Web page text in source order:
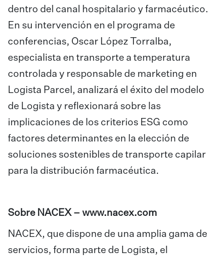
dentro del canal hospitalario y farmacéutico.
En su intervención en el programa de
conferencias, Oscar López Torralba,
especialista en transporte a temperatura
controlada y responsable de marketing en
Logista Parcel, analizará el éxito del modelo
de Logista y reflexionará sobre las
implicaciones de los criterios ESG como
factores determinantes en la elección de
soluciones sostenibles de transporte capilar
para la distribución farmacéutica.
Sobre NACEX – www.nacex.com
NACEX, que dispone de una amplia gama de
servicios, forma parte de Logista, el